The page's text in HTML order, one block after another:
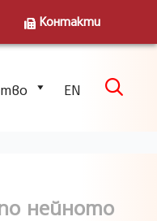
Контакти
Skip
EN 
нейното